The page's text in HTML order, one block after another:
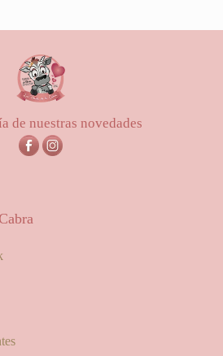
de nuestras novedades